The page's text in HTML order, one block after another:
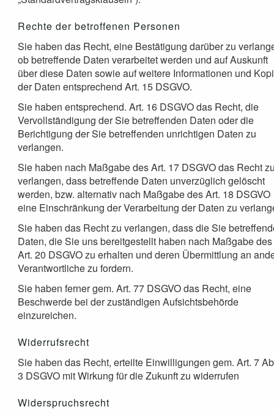
Rechte der betroffenen Personen
Sie haben das Recht, eine Bestätigung darüber zu
ob betreffende Daten verarbeitet werden und auf Auskunft
über diese Daten sowie auf weitere Informationen und
der Daten entsprechend Art. 15 DSGVO.
Sie haben entsprechend. Art. 16 DSGVO das Recht, die
Vervollständigung der Sie betreffenden Daten oder die
Berichtigung der Sie betreffenden unrichtigen Daten zu
verlangen.
Sie haben nach Maßgabe des Art. 17 DSGVO das Recht
verlangen, dass betreffende Daten unverzüglich gelöscht
werden, bzw. alternativ nach Maßgabe des Art. 18 DSGVO
eine Einschränkung der Verarbeitung der Daten zu
Sie haben das Recht zu verlangen, dass die Sie
Daten, die Sie uns bereitgestellt haben nach Maßgabe des
Art. 20 DSGVO zu erhalten und deren Übermittlung an
Verantwortliche zu fordern.
Sie haben ferner gem. Art. 77 DSGVO das Recht, eine
Beschwerde bei der zuständigen Aufsichtsbehörde
einzureichen.
Widerrufsrecht
Sie haben das Recht, erteilte Einwilligungen gem. Art. 7
3 DSGVO mit Wirkung für die Zukunft zu widerrufen
Widerspruchsrecht